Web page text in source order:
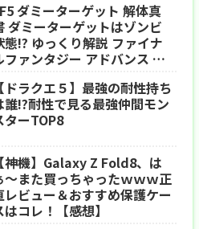
ダミーターゲット 解体真
ダミーターゲットはゾンビ
態!? ゆっくり解説 ファイナ
ファンタジー アドバンス ピ
【ドラクエ５】最強の耐性持ち
誰!?耐性で見る最強仲間モン
ターTOP8
【神機】Galaxy Z Fold8、は
〜また買っちゃったｗｗｗ正
レビュー＆おすすめ保護ケー
はコレ！【感想】